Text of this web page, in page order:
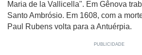
Maria de la Vallicella". Em Gênova
Santo Ambrósio. Em 1608, com a
Paul Rubens volta para a Antuérpia.